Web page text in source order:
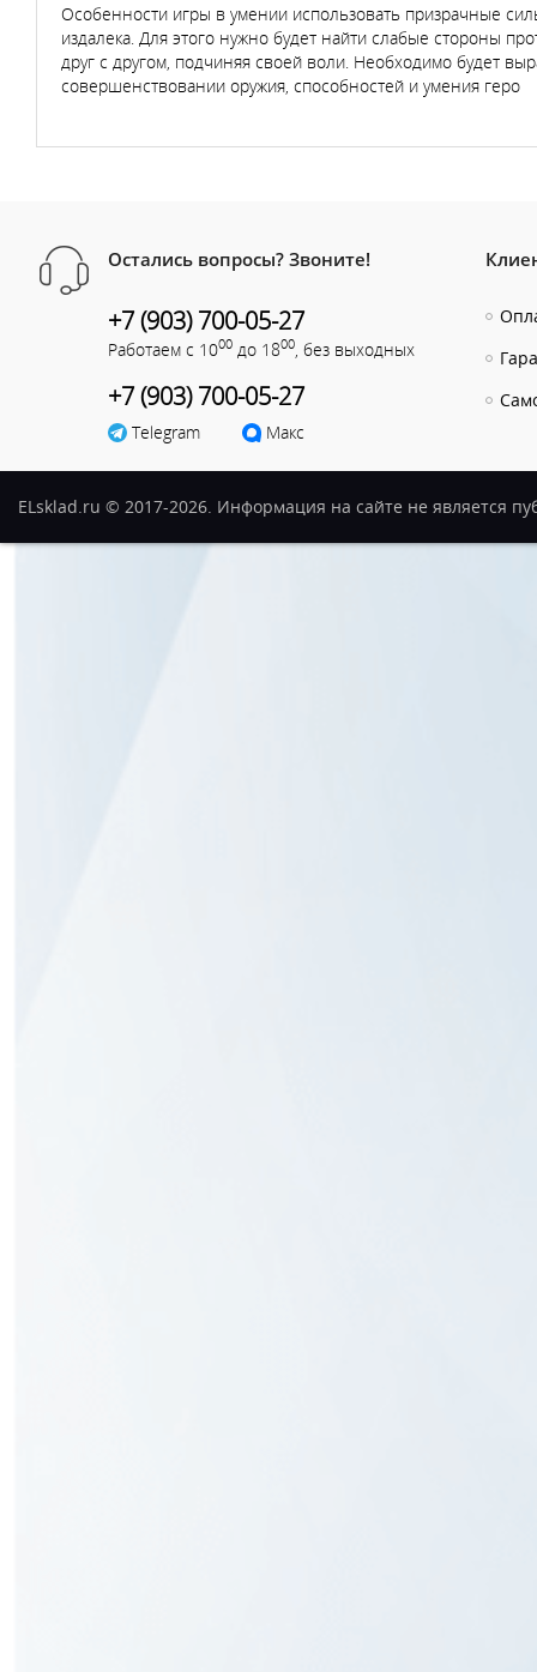
Особенности игры в умении использовать призрачные
издалека. Для этого нужно будет найти слабые стороны
друг с другом, подчиняя своей воли. Необходимо будет
совершенствовании оружия, способностей и умения геро
Остались вопросы? Звоните!
+7 (903) 700-05-27
Работаем с 1000 до 1800 , без выходных
+7 (903) 700-05-27
Telegram Макс
ELsklad.ru © 2017-2026. Информация на сайте не является